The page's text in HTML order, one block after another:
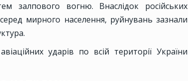
залпового вогню. Внаслідок російських
мирного населення, руйнувань зазнали
ударів по всій території України